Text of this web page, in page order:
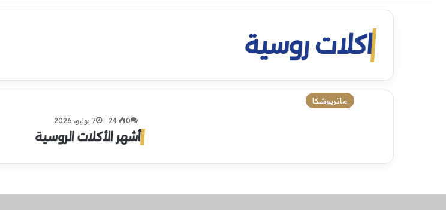
اكلات روسية
ماتريوشكا
7 يوليو، 2026 0
أشهر الأكلات الروسية